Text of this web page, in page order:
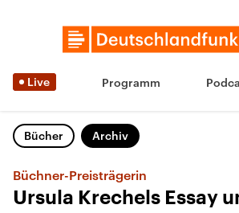
Live Programm
Bücher Archiv
Büchner-Preisträgerin
Ursula Krechels Essay